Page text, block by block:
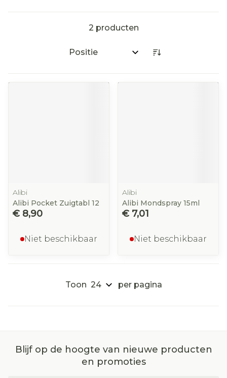
2 producten
Sorteer op:
Alibi
Alibi Pocket Zuigtabl 12
€ 8,90
Niet beschikbaar
Alibi
Alibi Mondspray 15ml
€ 7,01
Niet beschikbaar
Toon per pagina
Blijf op de hoogte van nieuwe producten
en promoties